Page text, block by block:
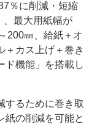
％に削減・短縮
、最大用紙幅が
200㎜、給紙＋オ
＋カス上げ＋巻き
ド機能」を搭載し
するために巻き取
紙の削減を可能と